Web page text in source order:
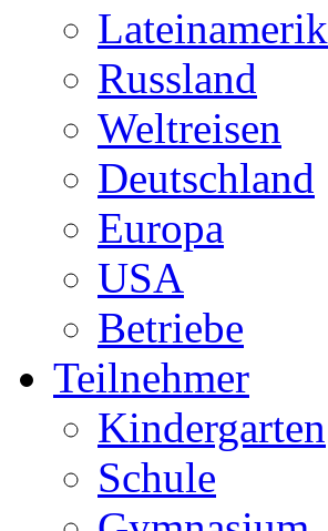
Russland
Weltreisen
Deutschland
Europa
USA
Betriebe
Teilnehmer
Kindergarten
Schule